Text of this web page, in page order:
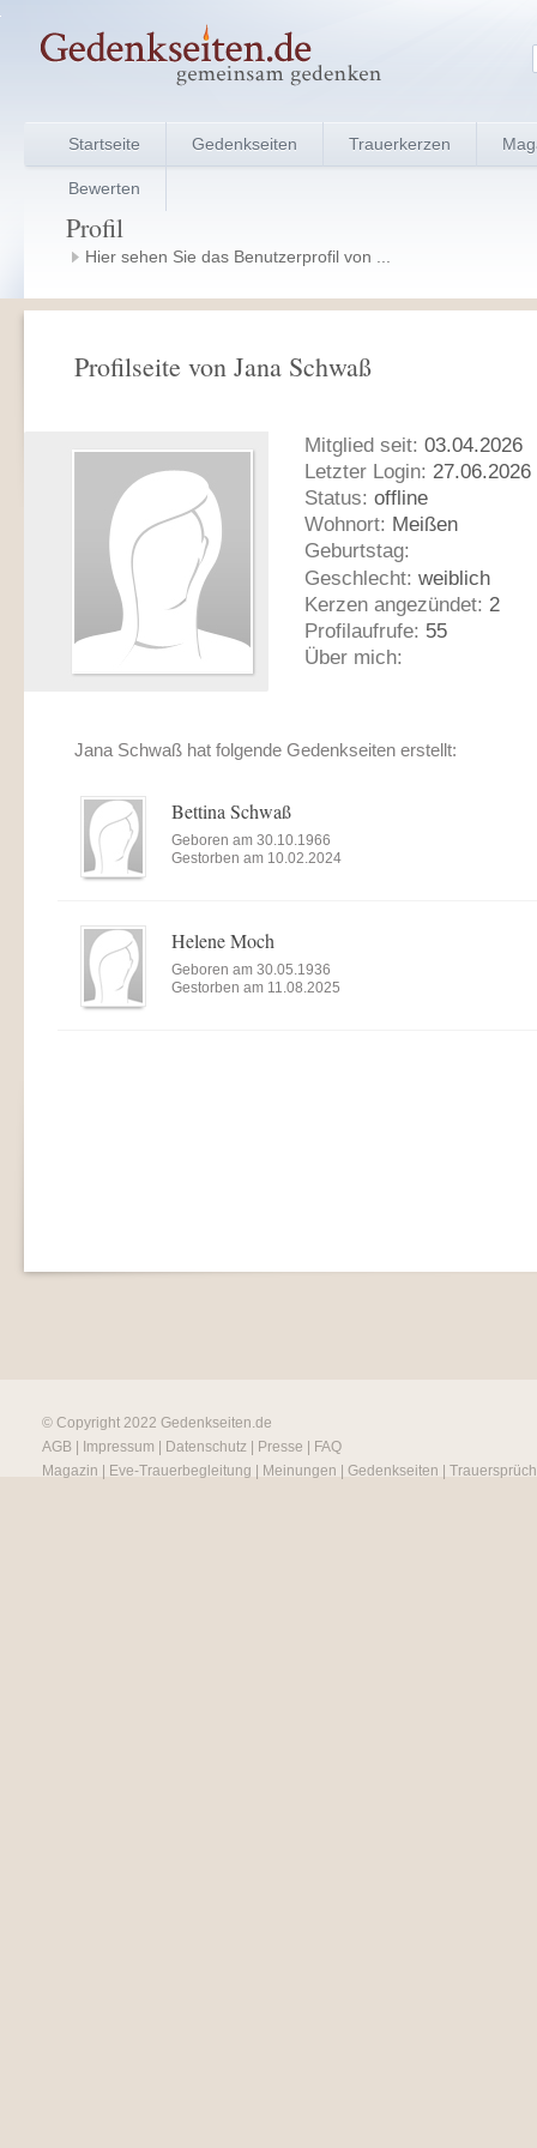
Startseite Gedenkseiten Trauerkerzen
Bewerten
Profil
Hier sehen Sie das Benutzerprofil von ...
Profilseite von Jana Schwaß
Mitglied seit: 03.04.2026
Letzter Login:
Status: offline
Wohnort: Meißen
Geburtstag:
Geschlecht: weiblich
Kerzen angezündet: 2
Profilaufrufe: 55
Über mich:
Jana Schwaß hat folgende Gedenkseiten erstellt:
Bettina Schwaß
Geboren am 30.10.1966
Gestorben am 10.02.2024
Helene Moch
Geboren am 30.05.1936
Gestorben am 11.08.2025
© Copyright 2022 Gedenkseiten.de
AGB
Impressum Datenschutz Presse
FAQ
Magazin
Eve-Trauerbegleitung Meinungen Gedenkseiten